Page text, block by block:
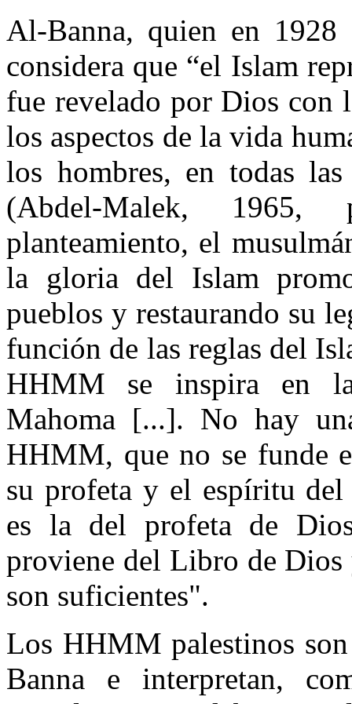
Al-Banna, quien en
considera que “el Islam
fue revelado por Dios con
los aspectos de la vida
los hombres, en todas
(Abdel-Malek, 1965,
planteamiento, el
la gloria del Islam
pueblos y restaurando su
función de las reglas del
HHMM se inspira en
Mahoma [...]. No hay
HHMM, que no se
su profeta y el espíritu
es la del profeta de
proviene del Libro de
son suficientes".
Los HHMM palestinos
Banna e interpretan,